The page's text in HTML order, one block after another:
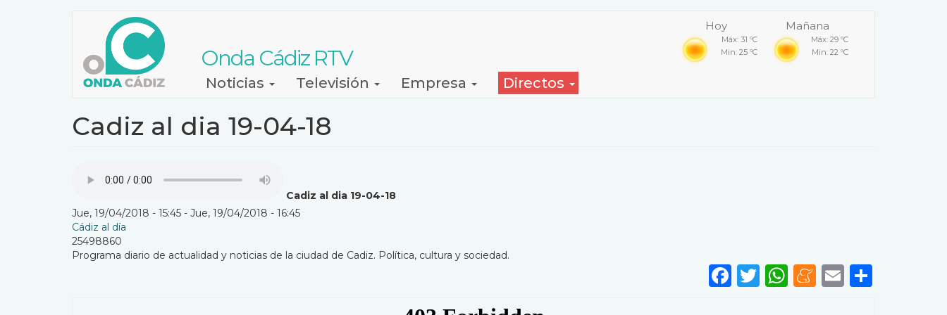
Onda Cádiz RTV
Hoy
Máx: 31 ºC
Min: 25 ºC
Mañana
Máx: 29 ºC
Min: 22 ºC
NavegaciónNoticias Televisión Empresa Directos
Cadiz al dia 19-04-18
Cadiz al dia 19-04-18
Jue, 19/04/2018 - 15:45 - Jue, 19/04/2018 - 16:45
Cádiz al día
25498860
Programa diario de actualidad y noticias de la ciudad de Cadiz. Política, cultura y sociedad.
Facebook
Twitter
WhatsApp
Meneame
Email